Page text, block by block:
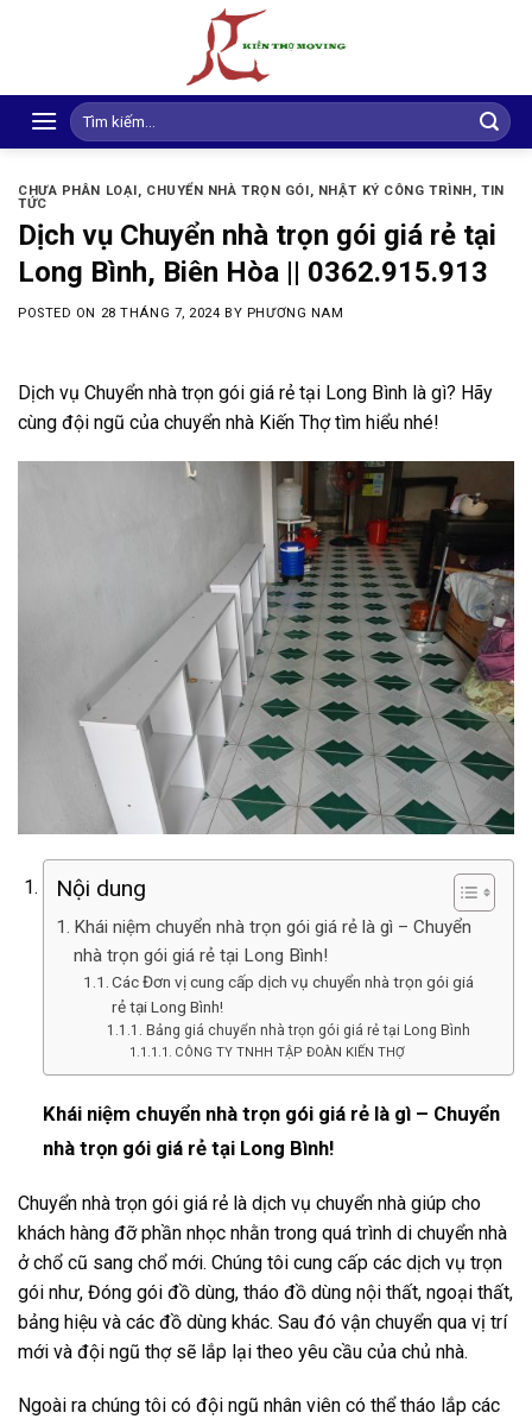
Search
for:
CHƯA PHÂN LOẠI, CHUYỂN NHÀ TRỌN GÓI, NHẬT KÝ CÔNG TRÌNH, TIN
TỨC
Dịch vụ Chuyển nhà trọn gói giá rẻ tại
Long Bình, Biên Hòa || 0362.915.913
POSTED ON 28 THÁNG 7, 2024 BY PHƯƠNG NAM
Dịch vụ Chuyển nhà trọn gói giá rẻ tại Long Bình là gì? Hãy
cùng đội ngũ của chuyển nhà Kiến Thợ tìm hiểu nhé!
Nội dung
Khái niệm chuyển nhà trọn gói giá rẻ là gì – Chuyển
nhà trọn gói giá rẻ tại Long Bình!
Các Đơn vị cung cấp dịch vụ chuyển nhà trọn gói giá
rẻ tại Long Bình!
Bảng giá chuyển nhà trọn gói giá rẻ tại Long Bình
CÔNG TY TNHH TẬP ĐOÀN KIẾN THỢ
Khái niệm chuyển nhà trọn gói giá rẻ là gì – Chuyển
nhà trọn gói giá rẻ tại Long Bình!
Chuyển nhà trọn gói giá rẻ là dịch vụ chuyển nhà giúp cho
khách hàng đỡ phần nhọc nhằn trong quá trình di chuyển nhà
ở chổ cũ sang chổ mới. Chúng tôi cung cấp các dịch vụ trọn
gói như, Đóng gói đồ dùng, tháo đồ dùng nội thất, ngoại thất,
bảng hiệu và các đồ dùng khác. Sau đó vận chuyển qua vị trí
mới và đội ngũ thợ sẽ lắp lại theo yêu cầu của chủ nhà.
Ngoài ra chúng tôi có đội ngũ nhân viên có thể tháo lắp các